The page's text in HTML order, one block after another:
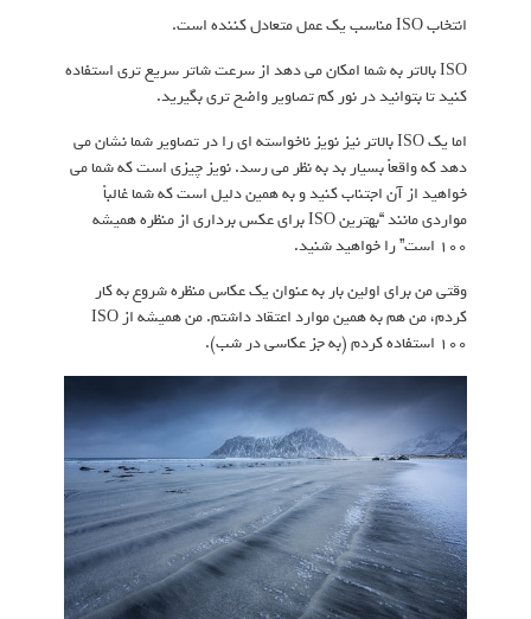
انتخاب ISO مناسب یک عمل متعادل کننده است.
ISO بالاتر به شما امکان می دهد از سرعت شاتر سریع تری استفاده
کنید تا بتوانید در نور کم تصاویر واضح تری بگیرید.
اما یک ISO بالاتر نیز نویز ناخواسته ای را در تصاویر شما نشان می
دهد که واقعاً بسیار بد به نظر می رسد. نویز چیزی است که شما می
خواهید از آن اجتناب کنید و به همین دلیل است که شما غالباً
مواردی مانند “بهترین ISO برای عکس برداری از منظره همیشه
100 است” را خواهید شنید.
وقتی من برای اولین بار به عنوان یک عکاس منظره شروع به کار
کردم، من هم به همین موارد اعتقاد داشتم. من همیشه از ISO
100 استفاده کردم (به جز عکاسی در شب).